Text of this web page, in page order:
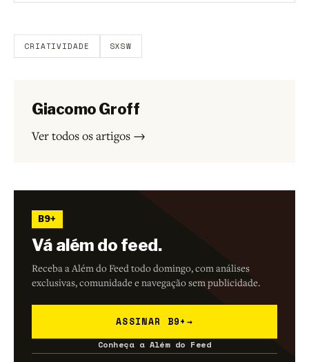
CRIATIVIDADE SXSW
Giacomo Groff
Ver todos os artigos →
B9+
Vá além do feed.
Receba a Além do Feed todo domingo, com análises
exclusivas, comunidade e navegação sem publicidade.
ASSINAR B9+ →
Conheça a Além do Feed